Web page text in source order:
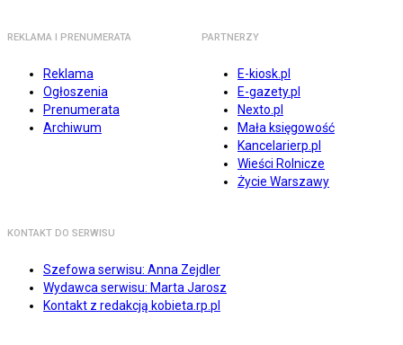
REKLAMA I PRENUMERATA
Reklama
Ogłoszenia
Prenumerata
Archiwum
PARTNERZY
E-kiosk.pl
E-gazety.pl
Nexto.pl
Mała księgowość
Kancelarierp.pl
Wieści Rolnicze
Życie Warszawy
KONTAKT DO SERWISU
Szefowa serwisu: Anna Zejdler
Wydawca serwisu: Marta Jarosz
Kontakt z redakcją kobieta.rp.pl